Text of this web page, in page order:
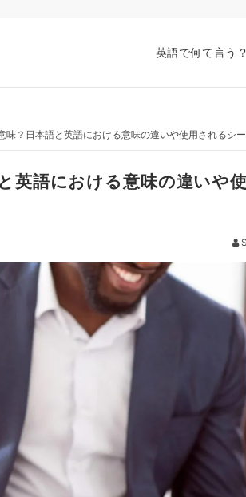
英語で何て言う？
味？日本語と英語における意味の違いや使用されるシ
英語における意味の違いや使